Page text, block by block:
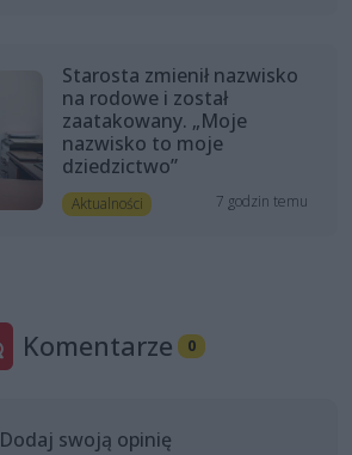
Starosta zmienił nazwisko
na rodowe i został
zaatakowany. „Moje
nazwisko to moje
dziedzictwo”
Aktualności 7 godzin temu
Komentarze 0
Dodaj swoją opinię